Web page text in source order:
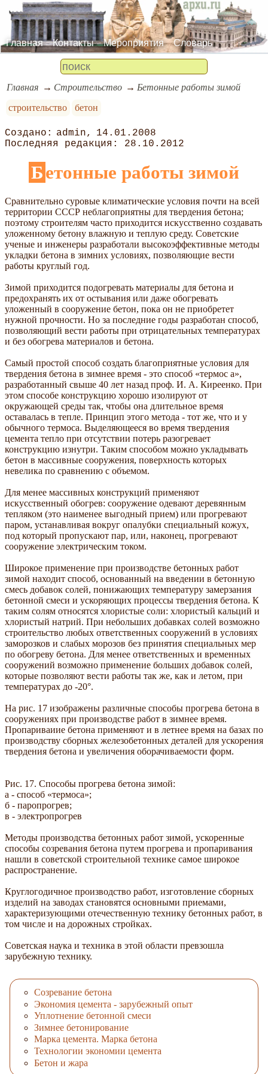
Главная Контакты Мероприятия Словарь
Главная Строительство
Бетонные работы зимой
строительство
бетон
admin
14.01.2008
28.10.2012
Бетонные работы зимой
Сравнительно суровые климатические условия почти на всей
территории СССР неблагоприятны для твердения бетона;
поэтому строителям часто приходится искусственно создавать
уложенному бетону влажную и теплую среду. Советские
ученые и инженеры разработали высокоэффективные методы
укладки бетона в зимних условиях, позволяющие вести
работы круглый год.
Зимой приходится подогревать материалы для бетона и
предохранять их от остывания или даже обогревать
уложенный в сооружение бетон, пока он не приобретет
нужной прочности. Но за последние годы разработан способ,
позволяющий вести работы при отрицательных температурах
и без обогрева материалов и бетона.
Самый простой способ создать благоприятные условия для
твердения бетона в зимнее время - это способ «термос а»,
разработанный свыше 40 лет назад проф. И. А. Киреенко. При
этом способе конструкцию хорошо изолируют от
окружающей среды так, чтобы она длительное время
оставалась в тепле. Принцип этого метода - тот же, что и у
обычного термоса. Выделяющееся во время твердения
цемента тепло при отсутствии потерь разогревает
конструкцию изнутри. Таким способом можно укладывать
бетон в массивные сооружения, поверхность которых
невелика по сравнению с объемом.
Для менее массивных конструкций применяют
искусственный обогрев: сооружение одевают деревянным
тепляком (это наименее выгодный прием) или прогревают
паром, устанавливая вокруг опалубки специальный кожух,
под который пропускают пар, или, наконец, прогревают
сооружение электрическим током.
Широкое применение при производстве бетонных работ
зимой находит способ, основанный на введении в бетонную
смесь добавок солей, понижающих температуру замерзания
бетонной смеси и ускоряющих процессы твердения бетона. К
таким солям относятся хлористые соли: хлористый кальций и
хлористый натрий. При небольших добавках солей возможно
строительство любых ответственных сооружений в условиях
заморозков и слабых морозов без принятия специальных мер
по обогреву бетона. Для менее ответственных и временных
сооружений возможно применение больших добавок солей,
которые позволяют вести работы так же, как и летом, при
температурах до -20°.
На рис. 17 изображены различные способы прогрева бетона в
сооружениях при производстве работ в зимнее время.
Пропариваиие бетона применяют и в летнее время на базах по
производству сборных железобетонных деталей для ускорения
твердения бетона и увеличения оборачиваемости форм.
Рис. 17. Способы прогрева бетона зимой:
а - способ «термоса»;
б - паропрогрев;
в - электропрогрев
Методы производства бетонных работ зимой, ускоренные
способы созревания бетона путем прогрева и пропаривания
нашли в советской строительной технике самое широкое
распространение.
Круглогодичное производство работ, изготовление сборных
изделий на заводах становятся основными приемами,
характеризующими отечественную технику бетонных работ, в
том числе и на дорожных стройках.
Советская наука и техника в этой области превзошла
зарубежную технику.
Созревание бетона
Экономия цемента - зарубежный опыт
Уплотнение бетонной смеси
Зимнее бетонирование
Марка цемента. Марка бетона
Технологии экономии цемента
Бетон и жара